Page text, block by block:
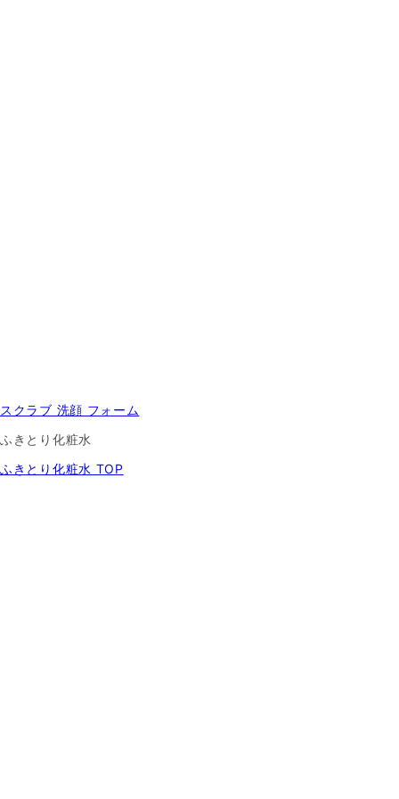
スクラブ 洗顔 フォーム
ふきとり化粧水
ふきとり化粧水 TOP